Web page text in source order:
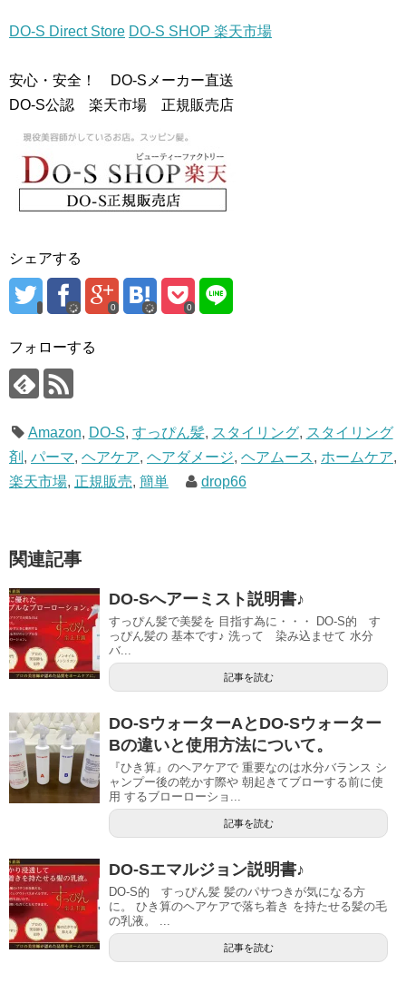
開
き
)
DO-S Direct Store DO-S SHOP 楽天市場
安心・安全！ DO-Sメーカー直送
DO-S公認 楽天市場 正規販売店
シェアする
0 0
フォローする
Amazon, DO-S, すっぴん髪, スタイリング, スタイリング
剤 , パーマ, ヘアケア, ヘアダメージ, ヘアムース, ホームケア,
楽天市場, 正規販売, 簡単 drop66
関連記事
DO-Sへアーミスト説明書♪
すっぴん髪で美髪を 目指す為に・・・ DO-S的 す
っぴん髪の 基本です♪ 洗って 染み込ませて 水分
バ...
記事を読む
DO-SウォーターAとDO-Sウォーター
Bの違いと使用方法について。
『ひき算』のヘアケアで 重要なのは水分バランス シ
ャンプー後の乾かす際や 朝起きてブローする前に使
用 するブローローショ...
記事を読む
DO-Sエマルジョン説明書♪
DO-S的 すっぴん髪 髪のパサつきが気になる方
に。 ひき算のヘアケアで落ち着き を持たせる髪の毛
の乳液。 ...
記事を読む